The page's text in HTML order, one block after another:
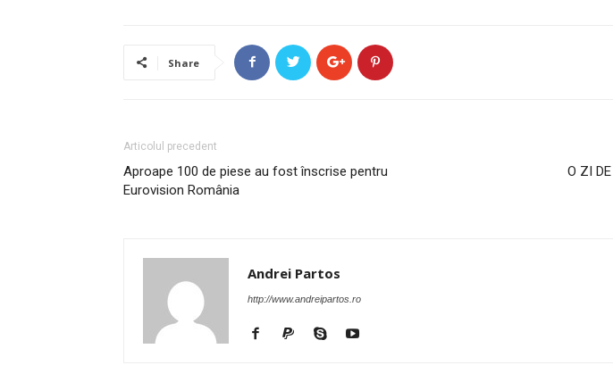
Share
Articolul precedent
Aproape 100 de piese au fost înscrise pentru
Eurovision România
O ZI
Andrei Partos
http://www.andreipartos.ro